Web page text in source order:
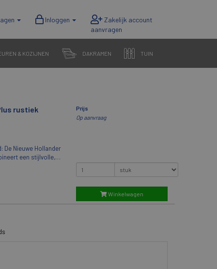
Inloggen
& KOZIJNEN DAKRAMEN TUIN
rustiek
De Nieuwe Hollander
Net als
grotere variabiliteit
Nieuwe Hollander
een exclusieve
Prijs
Op aanvraag
Winkelwagen